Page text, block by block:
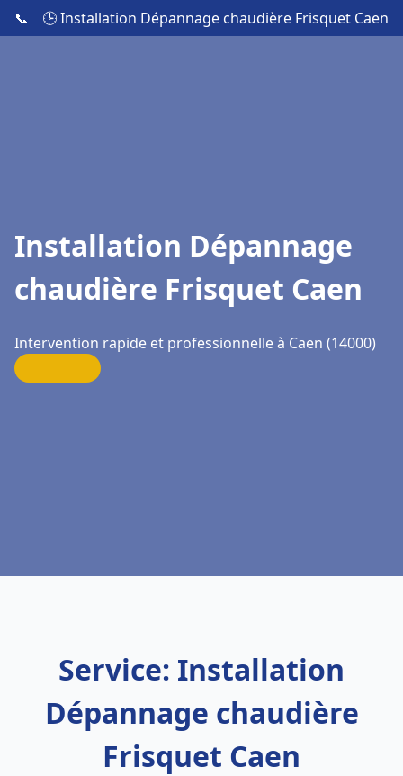
📞 🕒 Installation Dépannage chaudière Frisquet Caen
Installation Dépannage
chaudière Frisquet Caen
Intervention rapide et professionnelle à Caen (14000)
Service: Installation
Dépannage chaudière
Frisquet Caen